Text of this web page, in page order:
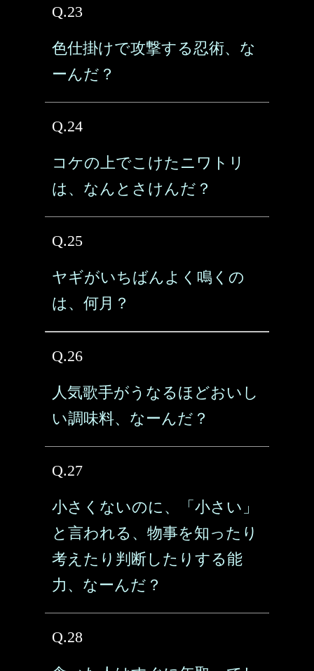
Q.23
色仕掛けで攻撃する忍術、な
ーんだ？
Q.24
コケの上でこけたニワトリ
は、なんとさけんだ？
Q.25
ヤギがいちばんよく鳴くの
は、何月？
Q.26
人気歌手がうなるほどおいし
い調味料、なーんだ？
Q.27
小さくないのに、「小さい」
と言われる、物事を知ったり
考えたり判断したりする能
力、なーんだ？
Q.28